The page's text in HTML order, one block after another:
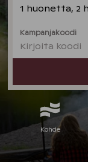
1 huonetta, 2
Kampanjakoodi
Kirjoita koodi
Kohde